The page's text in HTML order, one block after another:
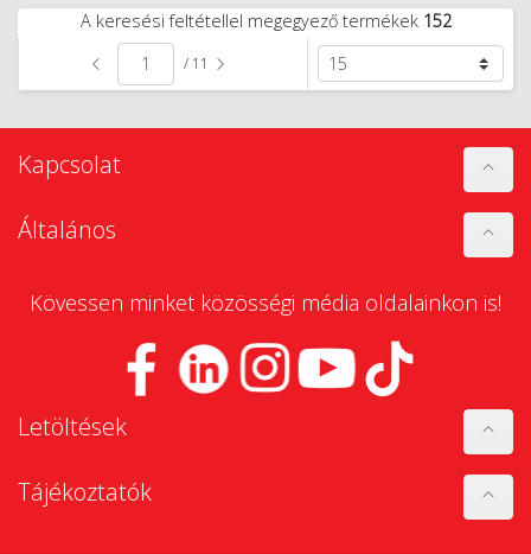
A keresési feltétellel megegyező termékek 152
/ 11
Kapcsolat
Általános
Kövessen minket közösségi média oldalainkon is!
Letöltések
Tájékoztatók